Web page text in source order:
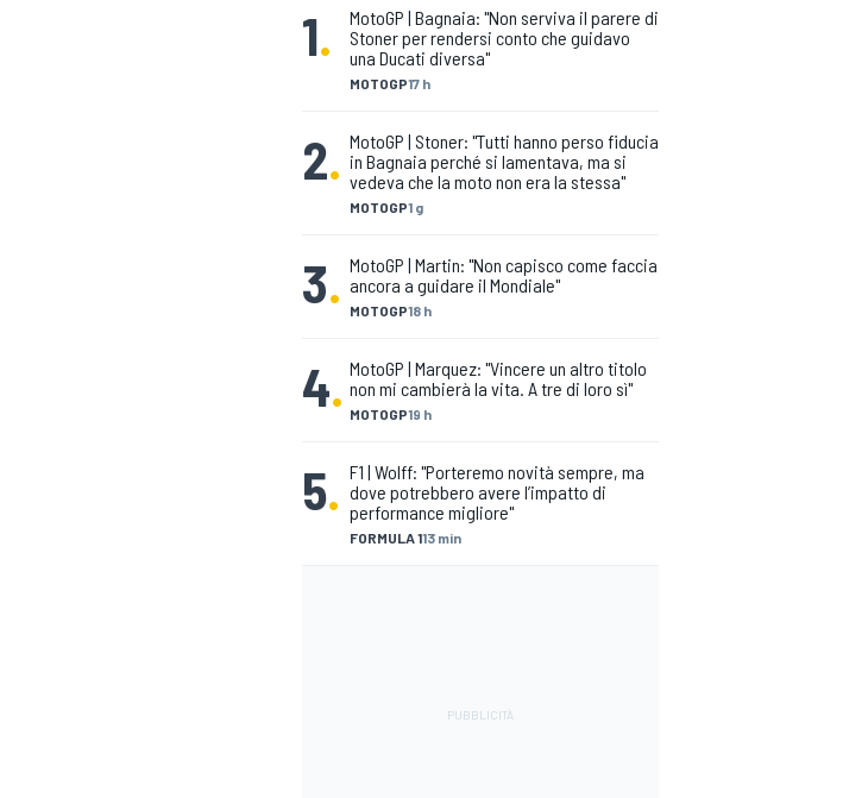
1.
MOTOGP17 h
MotoGP | Bagnaia: "Non serviva il parere di
Stoner per rendersi conto che guidavo
una Ducati diversa"
2.
MOTOGP1 g
MotoGP | Stoner: "Tutti hanno perso fiducia
in Bagnaia perché si lamentava, ma si
vedeva che la moto non era la stessa"
3. MOTOGP18 h
MotoGP | Martin: "Non capisco come faccia
ancora a guidare il Mondiale"
4. MOTOGP19 h
MotoGP | Marquez: "Vincere un altro titolo
non mi cambierà la vita. A tre di loro sì"
5.
FORMULA 113 min
F1 | Wolff: "Porteremo novità sempre, ma
dove potrebbero avere l’impatto di
performance migliore"